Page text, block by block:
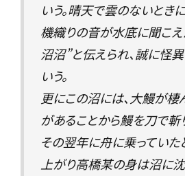
いう。晴天で雲のないとき
機織りの音が水底に聞こ
沼沼”と伝えられ、誠に怪
いう。
更にこの沼には、大鰻が
があることから鰻を刀で斬
その翌年に舟に乗ってい
上がり高橋某の身は沼に沈